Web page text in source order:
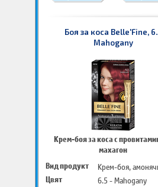
Боя за коса Belle'Fine,
Mahogany
Крем-боя за коса с
махагон
Вид продукт
Крем-боя,
Цвят
6.5 - Mahogany